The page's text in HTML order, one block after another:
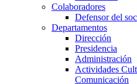
Colaboradores
Defensor del
Departamentos
Dirección
Presidencia
Administración
Actividades
Comunicación